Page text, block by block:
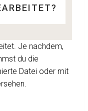
Je nachdem,
du die
Datei oder mit